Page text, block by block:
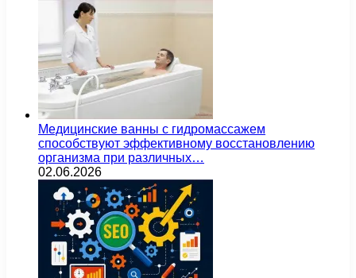
Медицинские ванны с гидромассажем
способствуют эффективному восстановлению
организма при различных…
02.06.2026